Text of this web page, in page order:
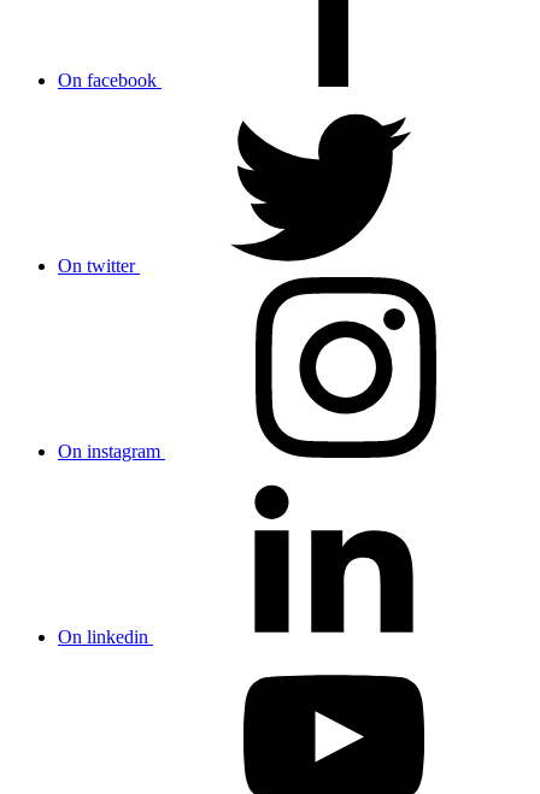
On facebook
On twitter
On instagram
On linkedin